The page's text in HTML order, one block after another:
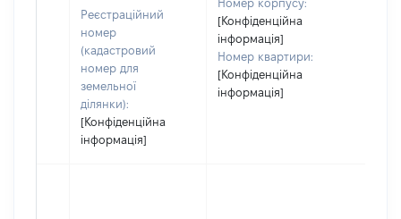
Реєстраційний
номер
(кадастровий
номер для
земельної
ділянки):
[Конфіденційна
інформація]
Номер корпусу:
[Конфіденційна
інформація]
Номер квартири:
[Конфіденційна
інформація]